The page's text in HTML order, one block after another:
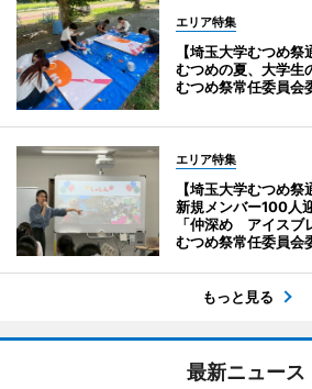
エリア特集
【埼玉大学むつめ
むつめの夏、大学生
むつめ祭常任委員
エリア特集
【埼玉大学むつめ
新規メンバー100人
「仲深め アイスブ
むつめ祭常任委員
もっと見る
最新ニュース